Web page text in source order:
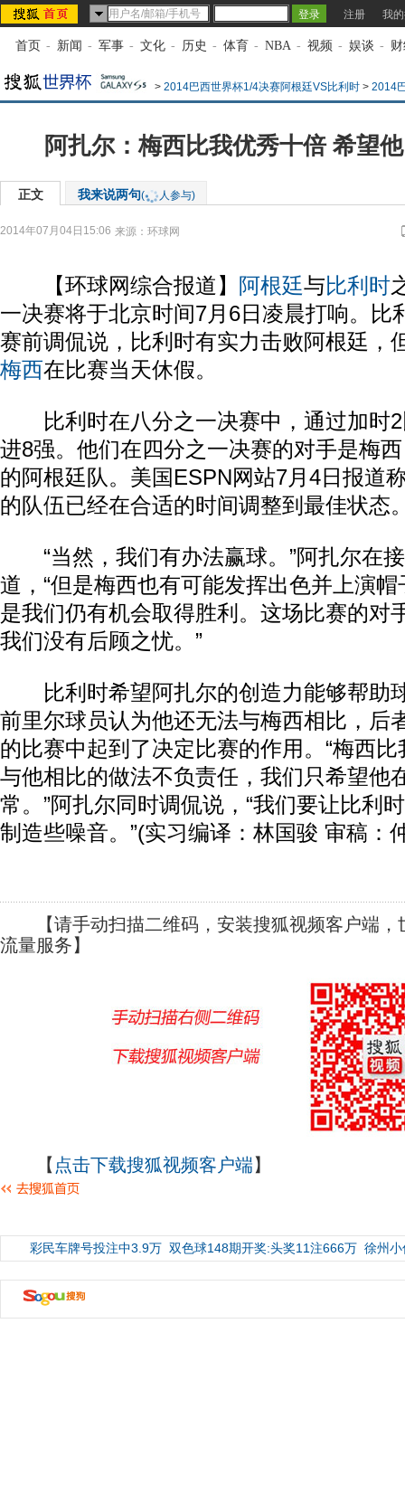
注册 我
首页 - 新闻 - 军事 - 文化 - 历史 - 体育 - NBA - 视频 - 娱谈 -
> 2014巴西世界杯1/4决赛阿根廷VS比利时 > 2014
阿扎尔：梅西比我优秀十倍 希望
正文 我来说两句( 人参与)
2014年07月04日15:06 来源： 环球网
【环球网综合报道】 阿根廷与比利时
一决赛将于北京时间7月6日凌晨打响。比
赛前调侃说，比利时有实力击败阿根廷，
梅西在比赛当天休假。
比利时在八分之一决赛中，通过加时2
进8强。他们在四分之一决赛的对手是梅
的阿根廷队。美国ESPN网站7月4日报道
的队伍已经在合适的时间调整到最佳状态
“当然，我们有办法赢球。”阿扎尔在
道，“但是梅西也有可能发挥出色并上演
是我们仍有机会取得胜利。这场比赛的对
我们没有后顾之忧。”
比利时希望阿扎尔的创造力能够帮助
前里尔球员认为他还无法与梅西相比，后
的比赛中起到了决定比赛的作用。“梅西
与他相比的做法不负责任，我们只希望他
常。”阿扎尔同时调侃说，“我们要让比利
制造些噪音。”(实习编译：林国骏 审稿：
【请手动扫描二维码，安装搜狐视频客户端，
流量服务】
【 点击下载搜狐视频客户端】
彩民车牌号投注中3.9万 双色球148期开奖:头奖11注666万 徐州